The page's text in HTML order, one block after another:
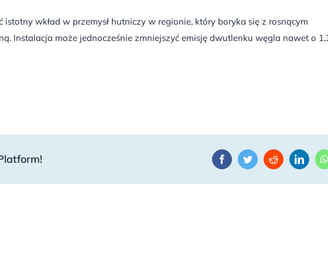
wkład w przemysł hutniczy w regionie, który boryka się z rosnącym
Instalacja może jednocześnie zmniejszyć emisję dwutlenku węgla nawet o
FacebookTwitterReddit